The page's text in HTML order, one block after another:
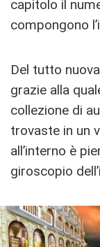
capitolo il
compongono
Del tutto
grazie alla
collezione di
trovaste in un
all’interno è
giroscopio